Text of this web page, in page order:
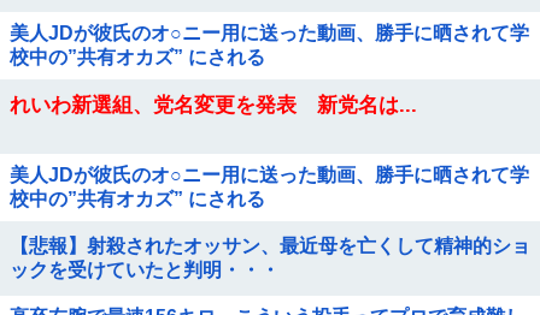
美人JDが彼氏のオ○ニー用に送った動画、勝手に晒されて学
校中の”共有オカズ” にされる
れいわ新選組、党名変更を発表 新党名は...
美人JDが彼氏のオ○ニー用に送った動画、勝手に晒されて学
校中の”共有オカズ” にされる
【悲報】射殺されたオッサン、最近母を亡くして精神的ショ
ックを受けていたと判明・・・